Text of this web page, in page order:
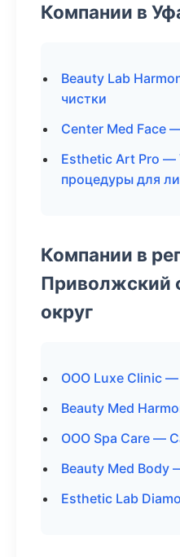
Компании в
Beauty Lab
чистки
Center Med Face
Esthetic Art Pro —
процедуры для
Компании в
Приволжский
округ
ООО Luxe Clinic —
Beauty Med
ООО Spa Care —
Beauty Med Body
Esthetic Lab